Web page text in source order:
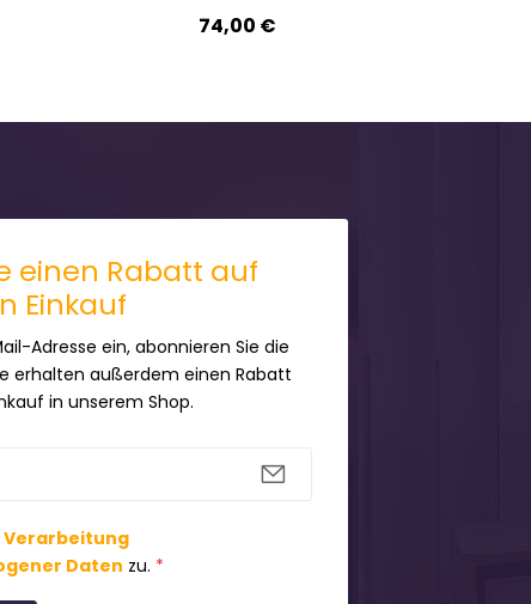
74,00 €
einen Rabatt auf
Einkauf
Adresse ein, abonnieren Sie die
erhalten außerdem einen Rabatt
in unserem Shop.
Verarbeitung
Daten zu. *